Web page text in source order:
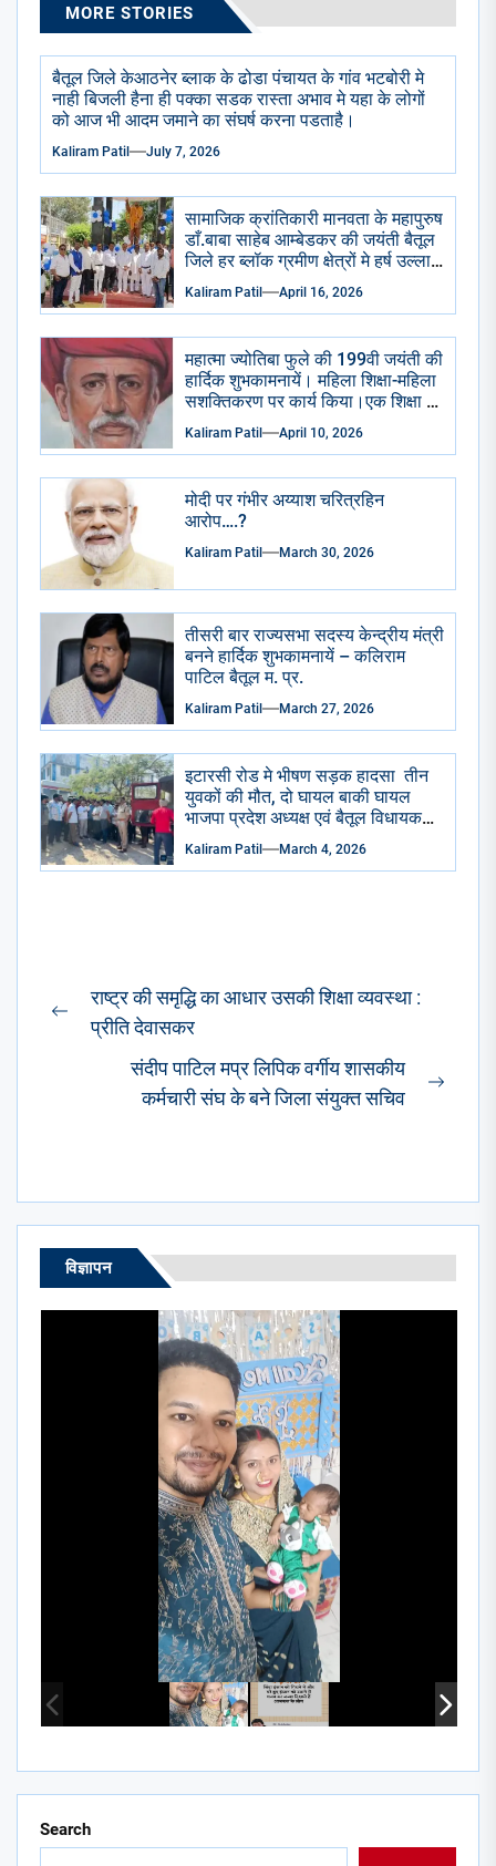
MORE STORIES
बैतूल जिले केआठनेर ब्लाक के ढोडा पंचायत के गांव भटबोरी मे
नाही बिजली हैना ही पक्का सडक रास्ता अभाव मे यहा के लोगों
को आज भी आदम जमाने का संघर्ष करना पडताहै।
Kaliram Patil July 7, 2026
सामाजिक क्रांतिकारी मानवता के महापुरुष
डाँ.बाबा साहेब आम्बेडकर की जयंती बैतूल
जिले हर ब्लॉक ग्रमीण क्षेत्रों मे हर्ष उल्लास
से मनाई गई सभी सामाजिक राजनैतिक
प्रमुख संगठन भाजपा आप कांग्रेसीयो ने
अभिवादन किया . केक काटा गया ढोल
ढमाके साथ रैली निकाली गई।
Kaliram Patil April 16, 2026
महात्मा ज्योतिबा फुले की 199वी जयंती की
हार्दिक शुभकामनायें। महिला शिक्षा-महिला
सशक्तिकरण पर कार्य किया।एक शिक्षा के
अभाव मे शुद्रो का पतन हुआ है।
Kaliram Patil April 10, 2026
मोदी पर गंभीर अय्याश चरित्रहिन
आरोप….?
Kaliram Patil March 30, 2026
तीसरी बार राज्यसभा सदस्य केन्द्रीय मंत्री
बनने हार्दिक शुभकामनायें – कलिराम
पाटिल बैतूल म. प्र.
Kaliram Patil March 27, 2026
इटारसी रोड मे भीषण सड़क हादसा तीन
युवकों की मौत, दो घायल बाकी घायल
भाजपा प्रदेश अध्यक्ष एवं बैतूल विधायक
हेमंत खंडेलवाल ने जिला अस्पताल
पहुंचकर जताया शोक घायलों के समुचित
Kaliram Patil March 4, 2026
Post
navigation
Previous
राष्ट्र की समृद्धि का आधार उसकी शिक्षा व्यवस्था :
प्रीति देवासकर
संदीप पाटिल मप्र लिपिक वर्गीय शासकीय
कर्मचारी संघ के बने जिला संयुक्त सचिव
विज्ञापन
Search